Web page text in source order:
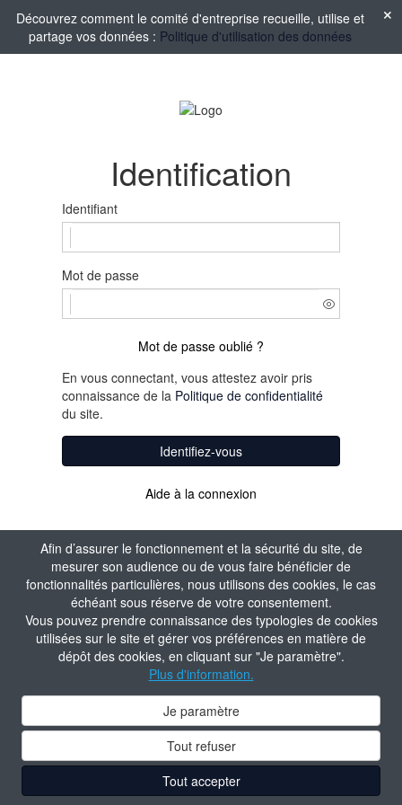
Afin d’assurer le fonctionnement et la sécurité du site, de
mesurer son audience ou de vous faire bénéficier de
fonctionnalités particulières, nous utilisons des cookies, le cas
échéant sous réserve de votre consentement.
Vous pouvez prendre connaissance des typologies de cookies
utilisées sur le site et gérer vos préférences en matière de
dépôt des cookies, en cliquant sur "Je paramètre".
Plus d'information.
Je paramètre
Tout refuser
Tout accepter
Découvrez comment le comité d'entreprise recueille, utilise et
partage vos données : Politique d'utilisation des données
Identification
Identifiant
Mot de passe
Mot de passe oublié ?
En vous connectant, vous attestez avoir pris
connaissance de la Politique de confidentialité
du site.
Identifiez-vous
Aide à la connexion